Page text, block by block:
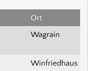
Ort
Wagrain
Winfriedhaus